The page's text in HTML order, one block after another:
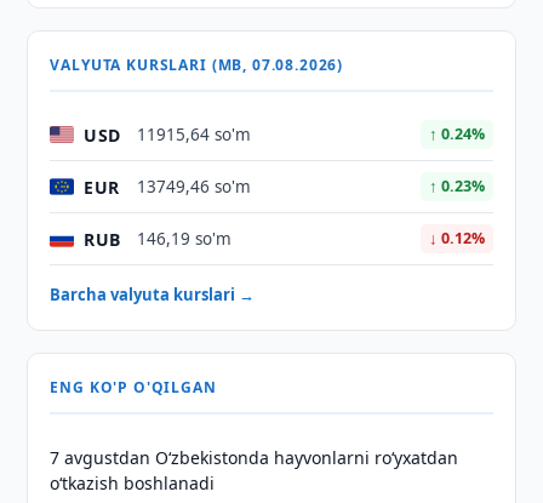
VALYUTA KURSLARI (MB, 07.08.2026)
USD 11915,64 so'm ↑ 0.24%
EUR 13749,46 so'm ↑ 0.23%
RUB 146,19 so'm ↓ 0.12%
Barcha valyuta kurslari →
ENG KO'P O'QILGAN
7 avgustdan O‘zbekistonda hayvonlarni ro‘yxatdan
o‘tkazish boshlanadi